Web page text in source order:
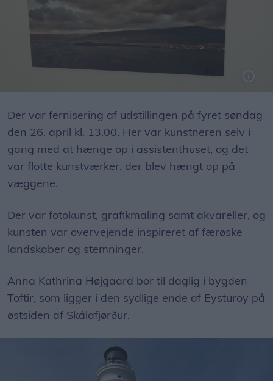
Der var fernisering af udstillingen på fyret søndag
den 26. april kl. 13.00. Her var kunstneren selv i
gang med at hænge op i assistenthuset, og det
var flotte kunstværker, der blev hængt op på
væggene.
Der var fotokunst, grafikmaling samt akvareller, og
kunsten var overvejende inspireret af færøske
landskaber og stemninger.
Anna Kathrina Højgaard bor til daglig i bygden
Toftir, som ligger i den sydlige ende af Eysturoy på
østsiden af Skálafjørður.